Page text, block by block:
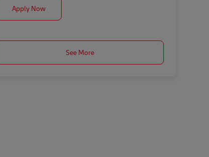
Apply NowPracticante IT&BPO
See More